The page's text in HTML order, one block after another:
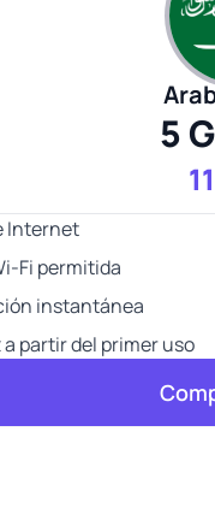
5
Internet
Fi permitida
instantánea
a partir del primer uso